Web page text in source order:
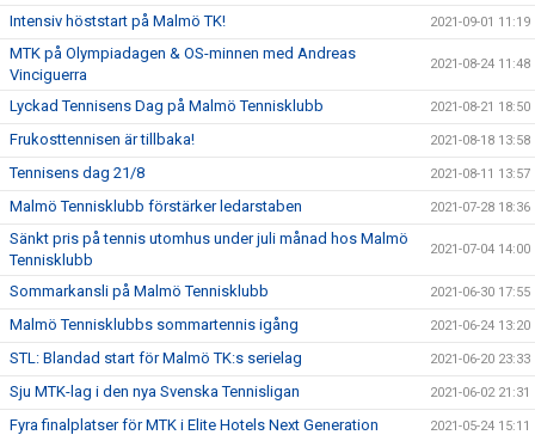
Intensiv höststart på Malmö TK! 2021-09-01 11:19
MTK på Olympiadagen & OS-minnen med Andreas
Vinciguerra
2021-08-24 11:48
Lyckad Tennisens Dag på Malmö Tennisklubb 2021-08-21 18:50
Frukosttennisen är tillbaka! 2021-08-18 13:58
Tennisens dag 21/8 2021-08-11 13:57
Malmö Tennisklubb förstärker ledarstaben 2021-07-28 18:36
Sänkt pris på tennis utomhus under juli månad hos Malmö
Tennisklubb
2021-07-04 14:00
Sommarkansli på Malmö Tennisklubb 2021-06-30 17:55
Malmö Tennisklubbs sommartennis igång 2021-06-24 13:20
STL: Blandad start för Malmö TK:s serielag 2021-06-20 23:33
Sju MTK-lag i den nya Svenska Tennisligan 2021-06-02 21:31
Fyra finalplatser för MTK i Elite Hotels Next Generation 2021-05-24 15:11